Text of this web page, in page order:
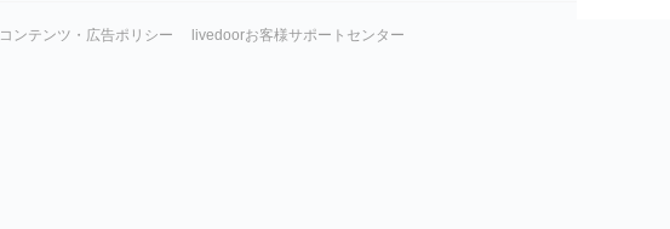
コンテンツ・広告ポリシー livedoorお客様サポートセンター